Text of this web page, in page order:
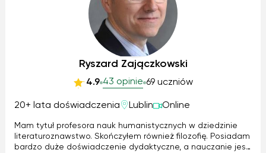
Ryszard Zajączkowski
4.9 43 opinie 69 uczniów
20+ lata doświadczenia Lublin Online
Mam tytuł profesora nauk humanistycznych w dziedzinie
literaturoznawstwo. Skończyłem również filozofię. Posiadam
bardzo duże doświadczenie dydaktyczne, a nauczanie jest